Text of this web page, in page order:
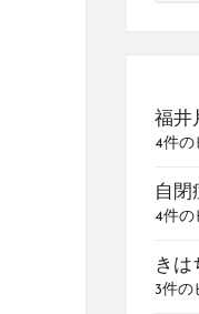
福井
4件の
自閉
4件の
きは
3件の